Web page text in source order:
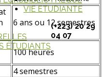
VIE ETUDIANTE
ÉTUDIANTS
(+223) 20 29
04 07
6 ans ou 12 semestres
100 heures
4 semestres